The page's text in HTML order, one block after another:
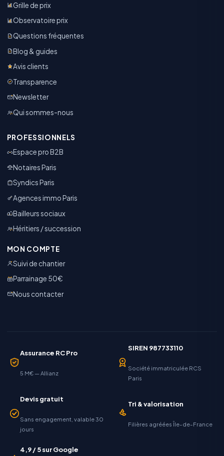
Grille de prix
Observatoire prix
Questions fréquentes
Blog & guides
Avis clients
Transparence
Newsletter
Qui sommes-nous
PROFESSIONNELS
Espace pro B2B
Notaires Paris
Syndics Paris
Agences immo Paris
Bailleurs sociaux
Héritiers / succession
MON COMPTE
Suivi de chantier
Parrainage 50€
Nous contacter
Assurance RC Pro
5 M€ — Allianz
SIREN 987733110
Société immatriculée RCS
Paris
Devis gratuit
Sans engagement, valable 30
jours
Tri & valorisation
Filières agréées Île-de-France
4,9 / 5 sur Google